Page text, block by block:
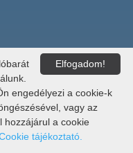
Elfogadom!
engedélyezi a cookie-k
vagy az
hozzájárul a cookie
tájékoztató.